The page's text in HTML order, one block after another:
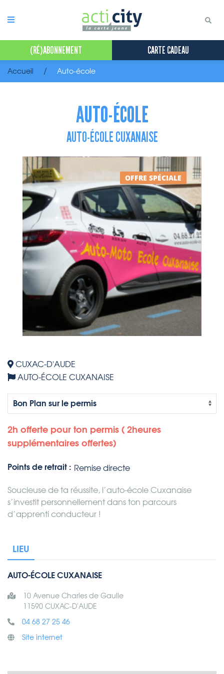
(RÉ)ABONNEMENT CARTE CADEAU
Accueil Auto-école
AUTO-ÉCOLE
AUTO-ÉCOLE CUXANAISE
OFFRE SPÉCIALE
CUXAC-D'AUDE
AUTO-ÉCOLE CUXANAISE
2h offerte pour ton permis ( 2heures
supplémentaires offertes)
Points de retrait : Remise directe
Soucieuse de ta réussite, l’auto-école Cuxanaise
s’investit personnellement dans ton parcours
d’apprenti conducteur !
LIEU
AUTO-ÉCOLE CUXANAISE
10 Avenue Charles de Gaulle
11590 CUXAC-D'AUDE
04 68 27 25 46
Site internet